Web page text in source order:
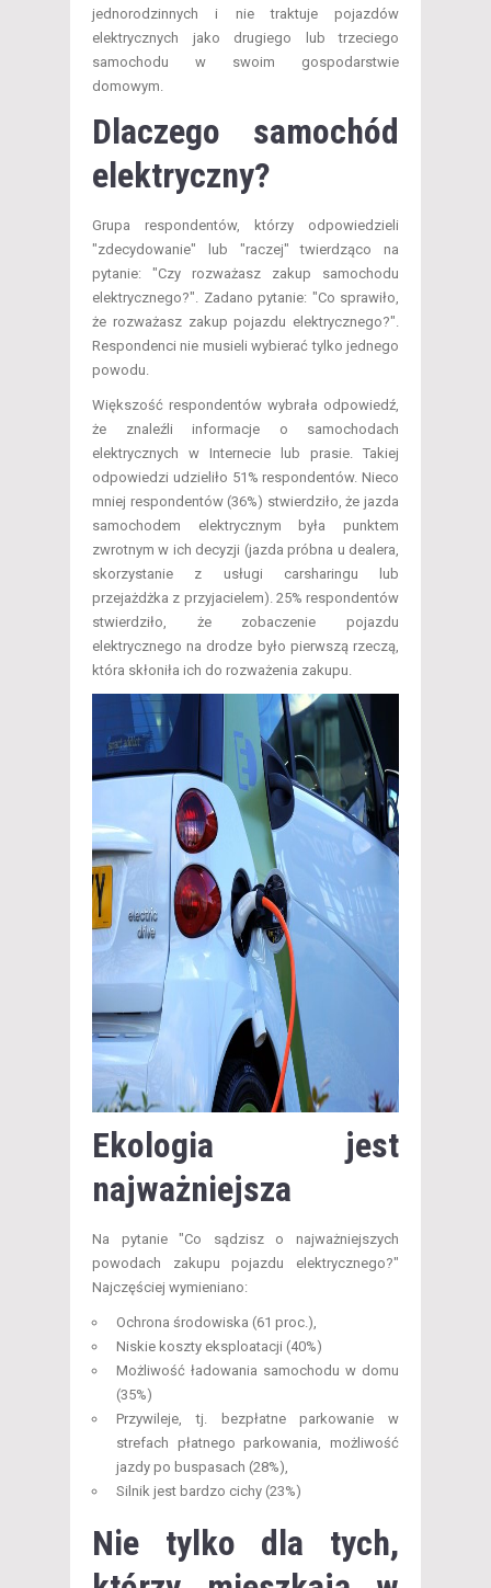
jednorodzinnych i nie traktuje pojazdów
elektrycznych jako drugiego lub trzeciego
samochodu w swoim gospodarstwie
domowym.
Dlaczego samochód
elektryczny?
Grupa respondentów, którzy odpowiedzieli
"zdecydowanie" lub "raczej" twierdząco na
pytanie: "Czy rozważasz zakup samochodu
elektrycznego?". Zadano pytanie: "Co sprawiło,
że rozważasz zakup pojazdu elektrycznego?".
Respondenci nie musieli wybierać tylko jednego
powodu.
Większość respondentów wybrała odpowiedź,
że znaleźli informacje o samochodach
elektrycznych w Internecie lub prasie. Takiej
odpowiedzi udzieliło 51% respondentów. Nieco
mniej respondentów (36%) stwierdziło, że jazda
samochodem elektrycznym była punktem
zwrotnym w ich decyzji (jazda próbna u dealera,
skorzystanie z usługi carsharingu lub
przejażdżka z przyjacielem). 25% respondentów
stwierdziło, że zobaczenie pojazdu
elektrycznego na drodze było pierwszą rzeczą,
która skłoniła ich do rozważenia zakupu.
Ekologia jest
najważniejsza
Na pytanie "Co sądzisz o najważniejszych
powodach zakupu pojazdu elektrycznego?"
Najczęściej wymieniano:
Ochrona środowiska (61 proc.),
Niskie koszty eksploatacji (40%)
Możliwość ładowania samochodu w domu
(35%)
Przywileje, tj. bezpłatne parkowanie w
strefach płatnego parkowania, możliwość
jazdy po buspasach (28%),
Silnik jest bardzo cichy (23%)
Nie tylko dla tych,